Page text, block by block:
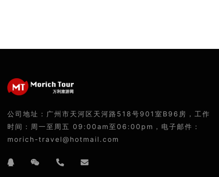
公司地址：广州市天河区天河路518号901室B96房，工作
时间：周一至周五 09:00am至06:00pm，电子邮件：
morich-travel@hotmail.com